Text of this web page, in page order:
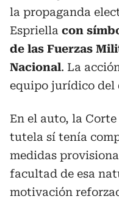
la propaganda
Espriella con
de las Fuerzas
Nacional. La
equipo jurídico del
En el auto, la
tutela sí tenía
medidas
facultad de esa
motivación